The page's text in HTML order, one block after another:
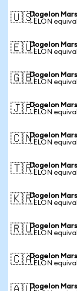
🇺🇸Dogelon
1 ELON
🇪🇺Dogelon
1 ELON
🇬🇧Dogelon
1 ELON
🇯🇵Dogelon
1 ELON
🇨🇳Dogelon
1 ELON
🇹🇷Dogelon
1 ELON
🇰🇷Dogelon
1 ELON
🇷🇺Dogelon
1 ELON
🇨🇦Dogelon
1 ELON
Dogelon